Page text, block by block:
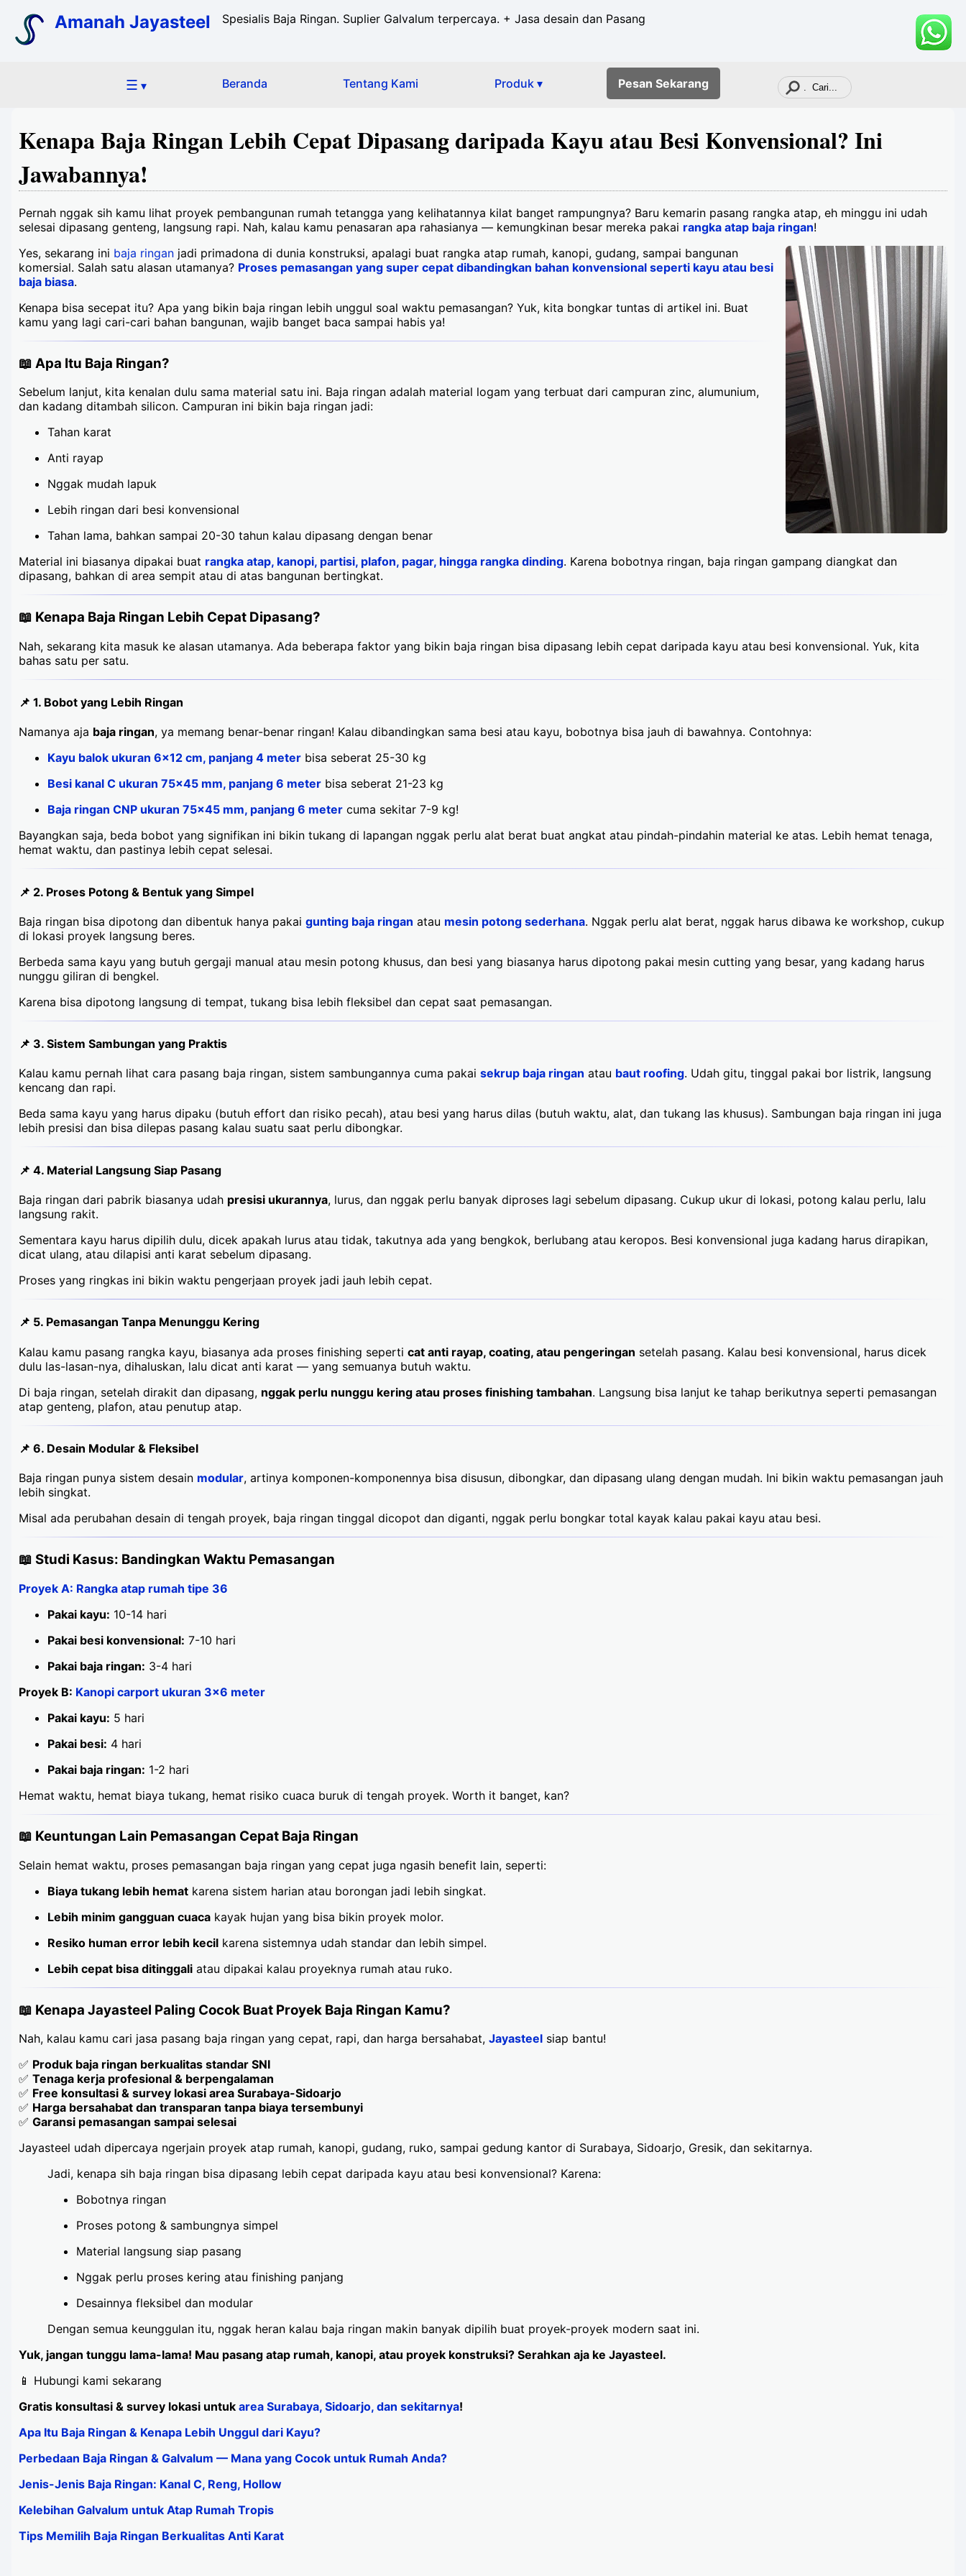
Amanah Jayasteel Spesialis Baja Ringan. Suplier Galvalum terpercaya. + Jasa desain dan Pasang
☰ ▾ Beranda Tentang Kami Produk ▾ Pesan Sekarang
Kenapa Baja Ringan Lebih Cepat Dipasang daripada Kayu atau Besi Konvensional? Ini
Jawabannya!
Pernah nggak sih kamu lihat proyek pembangunan rumah tetangga yang kelihatannya kilat banget rampungnya? Baru kemarin pasang rangka atap, eh minggu ini udah
selesai dipasang genteng, langsung rapi. Nah, kalau kamu penasaran apa rahasianya — kemungkinan besar mereka pakai rangka atap baja ringan!
Yes, sekarang ini baja ringan jadi primadona di dunia konstruksi, apalagi buat rangka atap rumah, kanopi, gudang, sampai bangunan
komersial. Salah satu alasan utamanya? Proses pemasangan yang super cepat dibandingkan bahan konvensional seperti kayu atau besi
baja biasa.
Kenapa bisa secepat itu? Apa yang bikin baja ringan lebih unggul soal waktu pemasangan? Yuk, kita bongkar tuntas di artikel ini. Buat
kamu yang lagi cari-cari bahan bangunan, wajib banget baca sampai habis ya!
📖 Apa Itu Baja Ringan?
Sebelum lanjut, kita kenalan dulu sama material satu ini. Baja ringan adalah material logam yang terbuat dari campuran zinc, alumunium,
dan kadang ditambah silicon. Campuran ini bikin baja ringan jadi:
Tahan karat
Anti rayap
Nggak mudah lapuk
Lebih ringan dari besi konvensional
Tahan lama, bahkan sampai 20-30 tahun kalau dipasang dengan benar
Material ini biasanya dipakai buat rangka atap, kanopi, partisi, plafon, pagar, hingga rangka dinding. Karena bobotnya ringan, baja ringan gampang diangkat dan
dipasang, bahkan di area sempit atau di atas bangunan bertingkat.
📖 Kenapa Baja Ringan Lebih Cepat Dipasang?
Nah, sekarang kita masuk ke alasan utamanya. Ada beberapa faktor yang bikin baja ringan bisa dipasang lebih cepat daripada kayu atau besi konvensional. Yuk, kita
bahas satu per satu.
📌 1. Bobot yang Lebih Ringan
Namanya aja baja ringan, ya memang benar-benar ringan! Kalau dibandingkan sama besi atau kayu, bobotnya bisa jauh di bawahnya. Contohnya:
Kayu balok ukuran 6x12 cm, panjang 4 meter bisa seberat 25-30 kg
Besi kanal C ukuran 75x45 mm, panjang 6 meter bisa seberat 21-23 kg
Baja ringan CNP ukuran 75x45 mm, panjang 6 meter cuma sekitar 7-9 kg!
Bayangkan saja, beda bobot yang signifikan ini bikin tukang di lapangan nggak perlu alat berat buat angkat atau pindah-pindahin material ke atas. Lebih hemat tenaga,
hemat waktu, dan pastinya lebih cepat selesai.
📌 2. Proses Potong & Bentuk yang Simpel
Baja ringan bisa dipotong dan dibentuk hanya pakai gunting baja ringan atau mesin potong sederhana. Nggak perlu alat berat, nggak harus dibawa ke workshop, cukup
di lokasi proyek langsung beres.
Berbeda sama kayu yang butuh gergaji manual atau mesin potong khusus, dan besi yang biasanya harus dipotong pakai mesin cutting yang besar, yang kadang harus
nunggu giliran di bengkel.
Karena bisa dipotong langsung di tempat, tukang bisa lebih fleksibel dan cepat saat pemasangan.
📌 3. Sistem Sambungan yang Praktis
Kalau kamu pernah lihat cara pasang baja ringan, sistem sambungannya cuma pakai sekrup baja ringan atau baut roofing. Udah gitu, tinggal pakai bor listrik, langsung
kencang dan rapi.
Beda sama kayu yang harus dipaku (butuh effort dan risiko pecah), atau besi yang harus dilas (butuh waktu, alat, dan tukang las khusus). Sambungan baja ringan ini juga
lebih presisi dan bisa dilepas pasang kalau suatu saat perlu dibongkar.
📌 4. Material Langsung Siap Pasang
Baja ringan dari pabrik biasanya udah presisi ukurannya, lurus, dan nggak perlu banyak diproses lagi sebelum dipasang. Cukup ukur di lokasi, potong kalau perlu, lalu
langsung rakit.
Sementara kayu harus dipilih dulu, dicek apakah lurus atau tidak, takutnya ada yang bengkok, berlubang atau keropos. Besi konvensional juga kadang harus dirapikan,
dicat ulang, atau dilapisi anti karat sebelum dipasang.
Proses yang ringkas ini bikin waktu pengerjaan proyek jadi jauh lebih cepat.
📌 5. Pemasangan Tanpa Menunggu Kering
Kalau kamu pasang rangka kayu, biasanya ada proses finishing seperti cat anti rayap, coating, atau pengeringan setelah pasang. Kalau besi konvensional, harus dicek
dulu las-lasan-nya, dihaluskan, lalu dicat anti karat — yang semuanya butuh waktu.
Di baja ringan, setelah dirakit dan dipasang, nggak perlu nunggu kering atau proses finishing tambahan. Langsung bisa lanjut ke tahap berikutnya seperti pemasangan
atap genteng, plafon, atau penutup atap.
📌 6. Desain Modular & Fleksibel
Baja ringan punya sistem desain modular, artinya komponen-komponennya bisa disusun, dibongkar, dan dipasang ulang dengan mudah. Ini bikin waktu pemasangan jauh
lebih singkat.
Misal ada perubahan desain di tengah proyek, baja ringan tinggal dicopot dan diganti, nggak perlu bongkar total kayak kalau pakai kayu atau besi.
📖 Studi Kasus: Bandingkan Waktu Pemasangan
Proyek A: Rangka atap rumah tipe 36
Pakai kayu: 10-14 hari
Pakai besi konvensional: 7-10 hari
Pakai baja ringan: 3-4 hari
Proyek B: Kanopi carport ukuran 3x6 meter
Pakai kayu: 5 hari
Pakai besi: 4 hari
Pakai baja ringan: 1-2 hari
Hemat waktu, hemat biaya tukang, hemat risiko cuaca buruk di tengah proyek. Worth it banget, kan?
📖 Keuntungan Lain Pemasangan Cepat Baja Ringan
Selain hemat waktu, proses pemasangan baja ringan yang cepat juga ngasih benefit lain, seperti:
Biaya tukang lebih hemat karena sistem harian atau borongan jadi lebih singkat.
Lebih minim gangguan cuaca kayak hujan yang bisa bikin proyek molor.
Resiko human error lebih kecil karena sistemnya udah standar dan lebih simpel.
Lebih cepat bisa ditinggali atau dipakai kalau proyeknya rumah atau ruko.
📖 Kenapa Jayasteel Paling Cocok Buat Proyek Baja Ringan Kamu?
Nah, kalau kamu cari jasa pasang baja ringan yang cepat, rapi, dan harga bersahabat, Jayasteel siap bantu!
✅ Produk baja ringan berkualitas standar SNI
✅ Tenaga kerja profesional & berpengalaman
✅ Free konsultasi & survey lokasi area Surabaya-Sidoarjo
✅ Harga bersahabat dan transparan tanpa biaya tersembunyi
✅ Garansi pemasangan sampai selesai
Jayasteel udah dipercaya ngerjain proyek atap rumah, kanopi, gudang, ruko, sampai gedung kantor di Surabaya, Sidoarjo, Gresik, dan sekitarnya.
Jadi, kenapa sih baja ringan bisa dipasang lebih cepat daripada kayu atau besi konvensional? Karena:
Bobotnya ringan
Proses potong & sambungnya simpel
Material langsung siap pasang
Nggak perlu proses kering atau finishing panjang
Desainnya fleksibel dan modular
Dengan semua keunggulan itu, nggak heran kalau baja ringan makin banyak dipilih buat proyek-proyek modern saat ini.
Yuk, jangan tunggu lama-lama! Mau pasang atap rumah, kanopi, atau proyek konstruksi? Serahkan aja ke Jayasteel.
📱 Hubungi kami sekarang
Gratis konsultasi & survey lokasi untuk area Surabaya, Sidoarjo, dan sekitarnya!
Apa Itu Baja Ringan & Kenapa Lebih Unggul dari Kayu?
Perbedaan Baja Ringan & Galvalum — Mana yang Cocok untuk Rumah Anda?
Jenis-Jenis Baja Ringan: Kanal C, Reng, Hollow
Kelebihan Galvalum untuk Atap Rumah Tropis
Tips Memilih Baja Ringan Berkualitas Anti Karat